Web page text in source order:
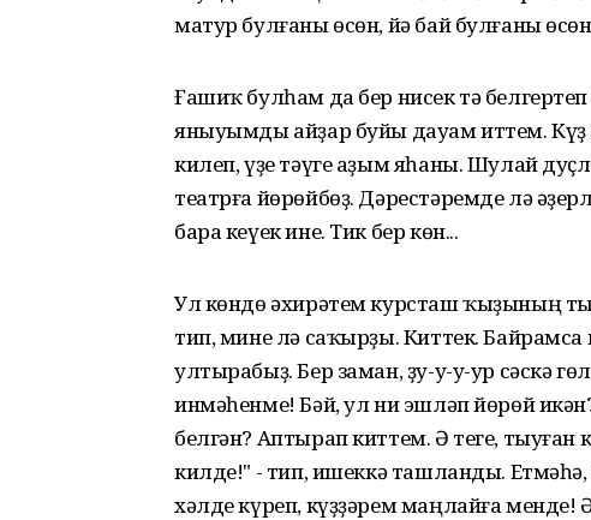
матур булғаны өсөн, йә бай булғаны
Ғашиҡ булһам да бер нисек тә
яныуымды айҙар буйы дауам иттем. Күҙ
килеп, үҙе тәүге аҙым яһаны. Шулай
театрға йөрөйбөҙ. Дәрестәремде лә
бара кеүек ине. Тик бер көн...
Ул көндө әхирәтем курсташ ҡыҙының
тип, мине лә саҡырҙы. Киттек.
ултырабыҙ. Бер заман, ҙу-у-у-ур сәскә
инмәһенме! Бәй, ул ни эшләп йөрөй
белгән? Апты­рап киттем. Ә теге,
килде!" - тип, ишеккә ташлан­ды.
хәлде күреп, күҙҙәрем маңлайға